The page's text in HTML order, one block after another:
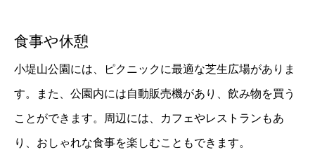
食事や休憩
小堤山公園には、ピクニックに最適な芝生広場がありま
す。また、公園内には自動販売機があり、飲み物を買う
ことができます。周辺には、カフェやレストランもあ
り、おしゃれな食事を楽しむこともできます。